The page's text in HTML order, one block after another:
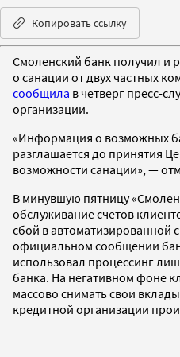
Копировать ссылку
Смоленский банк получил и
о санации от двух частных
сообщила в четверг пресс-
организации.
«Информация о возможных
разглашается до принятия
возможности санации», —
В минувшую пятницу
обслуживание счетов
сбой в автоматизированной
официальном сообщении
использовал процессинг
банка. На негативном фоне
массово снимать свои
кредитной организации